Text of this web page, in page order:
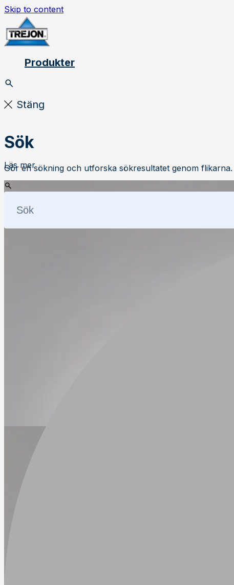
Skip to content
Produkter
Stäng
Sök
Gör en sökning och utforska sökresultatet genom flikarna.
Läs mer